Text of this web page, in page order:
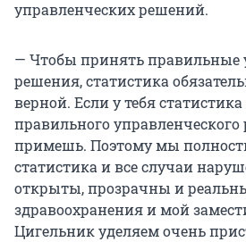
управленческих решений.
— Чтобы принять правильные
решения, статистика
верной. Если у тебя
правильного
примешь. Поэтому мы
статистика и все случаи
открыты, прозрачны и
здравоохранения и мой
Цигельник уделяем очень